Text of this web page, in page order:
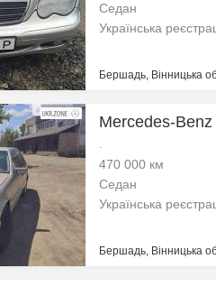
Седан
Українська
Бершадь, Вінницька
Mercedes-
.
470 000 км
Седан
Українська
Бершадь, Вінницька